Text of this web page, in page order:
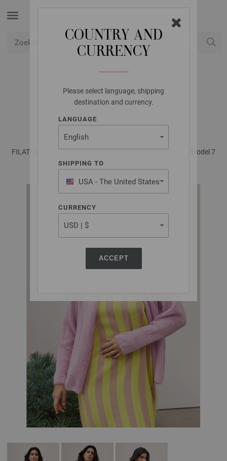
COUNTRY AND
CURRENCY
Please select language, shipping
destination and currency.
LANGUAGE
SHIPPING TO
USA - The United States
of America
CURRENCY
ACCEPT
LANA GROSSA
VEST SETASURI
FILATI No. 65 - Tijdschrift (DE) + Breibeschrijvingen (NL) | Model 7